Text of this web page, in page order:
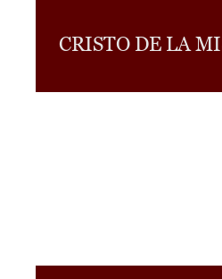
CRISTO DE LA